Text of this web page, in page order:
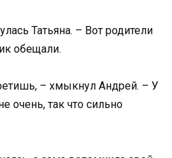
Татьяна. – Вот родители
обещали.
– хмыкнул Андрей. – У
очень, так что сильно